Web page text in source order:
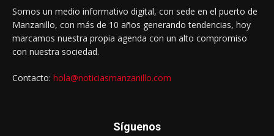
Somos un medio informativo digital, con sede en el puerto de
Manzanillo, con más de 10 años generando tendencias, hoy
marcamos nuestra propia agenda con un alto compromiso
con nuestra sociedad.
Contacto: hola@noticiasmanzanillo.com
Síguenos